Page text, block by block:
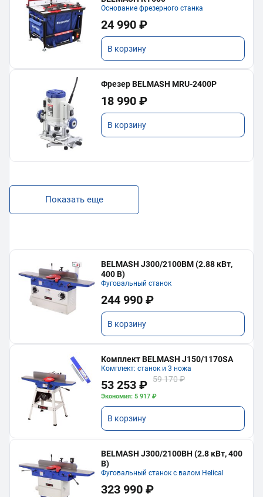
Основание фрезерного станка
24 990 ₽
В корзину
Фрезер BELMASH MRU-2400P
18 990 ₽
В корзину
Показать еще
BELMASH J300/2100ВМ (2.88 кВт,
400 В)
Фуговальный станок
244 990 ₽
В корзину
Комплект BELMASH J150/1170SA
Комплект: станок и 3 ножа
53 253 ₽ 59 170 ₽
Экономия: 5 917 ₽
В корзину
BELMASH J300/2100ВH (2.8 кВт, 400
В)
Фуговальный станок с валом Helical
323 990 ₽